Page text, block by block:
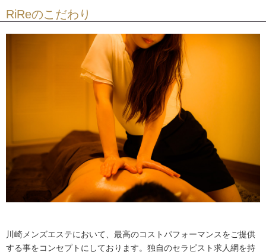
RiReのこだわり
川崎メンズエステにおいて、最高のコストパフォーマンスをご提供
する事をコンセプトにしております。独自のセラピスト求人網を持